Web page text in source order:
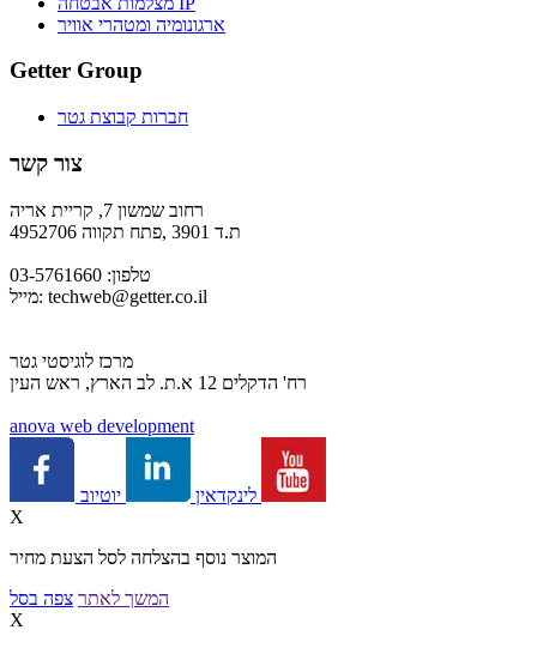
ארגונומיה ומטהרי אוויר
Getter Group
חברות קבוצת גטר
צור קשר
רחוב שמשון 7, קריית אריה
ת.ד 3901 ,פתח תקווה 4952706
טלפון: 03-5761660
מייל: techweb@getter.co.il
מרכז לוגיסטי גטר
רח' הדקלים 12 א.ת. לב הארץ, ראש העין
anova web development
לינקדאין
X
המוצר נוסף בהצלחה לסל הצעת מחיר
המשך לאתר צפה בסל
X